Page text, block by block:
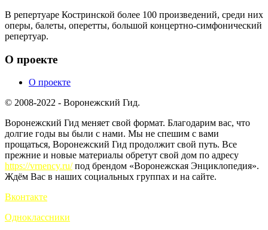
В репертуаре Костринской более 100 произведений, среди них
оперы, балеты, оперетты, большой концертно-симфонический
репертуар.
О проекте
О проекте
© 2008-2022 - Воронежский Гид.
Воронежский Гид меняет свой формат. Благодарим вас, что
долгие годы вы были с нами. Мы не спешим с вами
прощаться, Воронежский Гид продолжит свой путь. Все
прежние и новые материалы обретут свой дом по адресу
https://vrnency.ru/под брендом «Воронежская Энциклопедия».
Ждём Вас в наших социальных группах и на сайте.
Вконтакте
Одноклассники